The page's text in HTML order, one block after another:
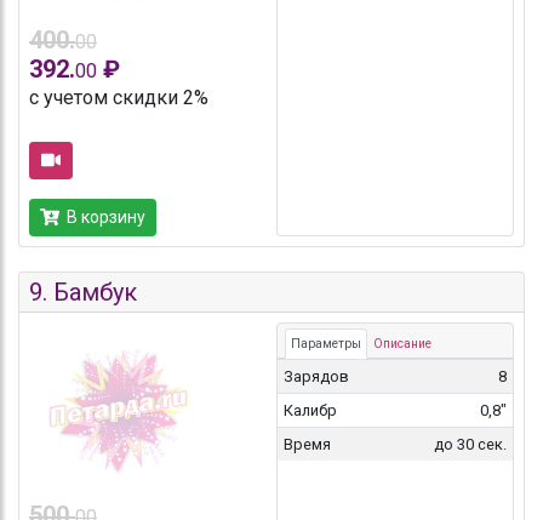
400.00
392.00 ₽
с учетом скидки 2%
В корзину
9. Бамбук
Параметры Описание
Зарядов
8
Калибр
0,8"
Время
до 30 сек.